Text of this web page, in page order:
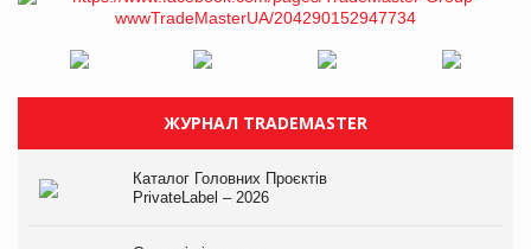
ЖУРНАЛ TRADEMASTER
Каталог Головних Проєктів
PrivateLabel – 2026